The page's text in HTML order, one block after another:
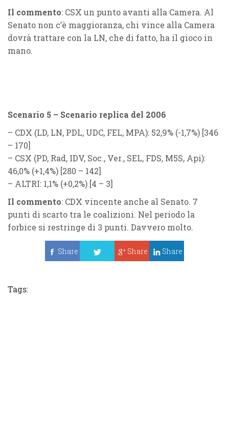
Il commento: CSX un punto avanti alla Camera. Al
Senato non c’è maggioranza, chi vince alla Camera
dovrà trattare con la LN, che di fatto, ha il gioco in
mano.
Scenario 5 – Scenario replica del 2006
– CDX (LD, LN, PDL, UDC, FEL, MPA): 52,9% (-1,7%) [346
– 170]
– CSX (PD, Rad, IDV, Soc., Ver., SEL, FDS, M5S, Api):
46,0% (+1,4%) [280 – 142]
– ALTRI: 1,1% (+0,2%) [4 – 3]
Il commento: CDX vincente anche al Senato. 7
punti di scarto tra le coalizioni. Nel periodo la
forbice si restringe di 3 punti. Davvero molto.
Share
Share Share
Tags: